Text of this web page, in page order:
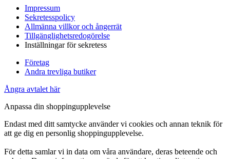
Impressum
Sekretesspolicy
Allmänna villkor och ångerrät
Tillgänglighetsredogörelse
Inställningar för sekretess
Företag
Andra trevliga butiker
Ångra avtalet här
Anpassa din shoppingupplevelse
Endast med ditt samtycke använder vi cookies och annan teknik för
att ge dig en personlig shoppingupplevelse.
För detta samlar vi in data om våra användare, deras beteende och